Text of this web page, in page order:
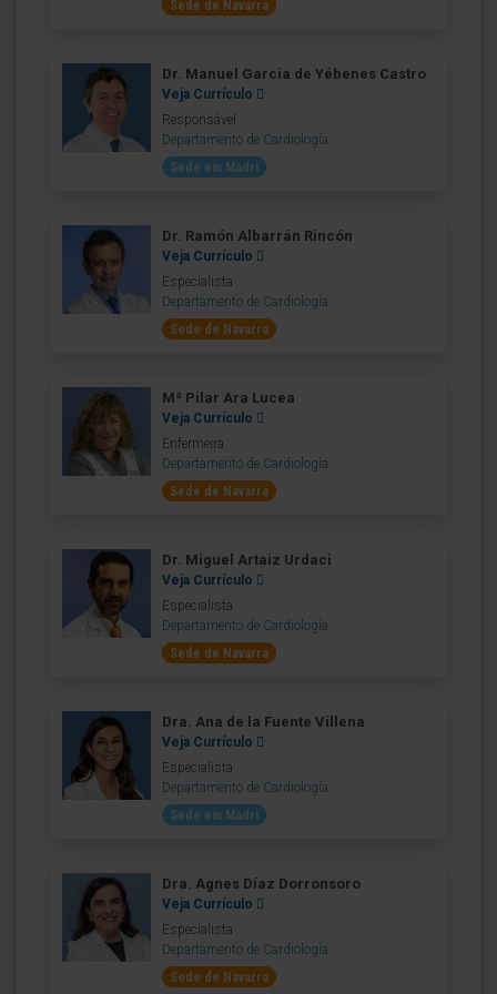
Sede de Navarra
Dr. Manuel García de Yébenes Castro
Veja Currículo
Responsável
Departamento de Cardiología
Sede em Madri
Dr. Ramón Albarrán Rincón
Veja Currículo
Especialista
Departamento de Cardiología
Sede de Navarra
Mª Pilar Ara Lucea
Veja Currículo
Enfermeira
Departamento de Cardiología
Sede de Navarra
Dr. Miguel Artaiz Urdaci
Veja Currículo
Especialista
Departamento de Cardiología
Sede de Navarra
Dra. Ana de la Fuente Villena
Veja Currículo
Especialista
Departamento de Cardiología
Sede em Madri
Dra. Agnes Díaz Dorronsoro
Veja Currículo
Especialista
Departamento de Cardiología
Sede de Navarra